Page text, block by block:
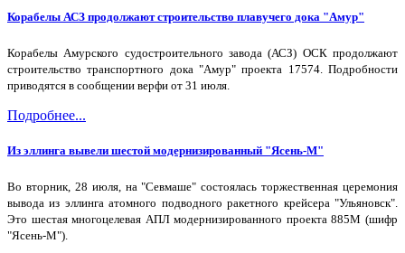
Корабелы АСЗ продолжают строительство плавучего дока "Амур"
Корабелы Амурского судостроительного завода (АСЗ) ОСК продолжают
строительство транспортного дока "Амур" проекта 17574. Подробности
приводятся в сообщении верфи от 31 июля.
Подробнее...
Из эллинга вывели шестой модернизированный "Ясень-М"
Во вторник, 28 июля, на "Севмаше" состоялась торжественная церемония
вывода из эллинга атомного подводного ракетного крейсера "Ульяновск".
Это шестая многоцелевая АПЛ модернизированного проекта 885М (шифр
"Ясень-М").